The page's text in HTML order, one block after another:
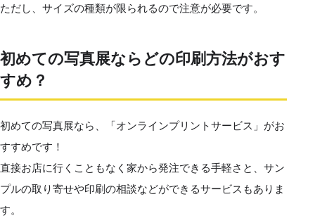
ただし、サイズの種類が限られるので注意が必要です。
初めての写真展ならどの印刷方法がおす
すめ？
初めての写真展なら、「オンラインプリントサービス」がお
すすめです！
直接お店に行くこともなく家から発注できる手軽さと、サン
プルの取り寄せや印刷の相談などができるサービスもありま
す。